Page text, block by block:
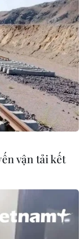
4
vận tải kết